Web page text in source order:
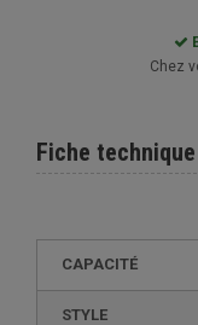
Chez
Fiche technique
CAPACITÉ
STYLE